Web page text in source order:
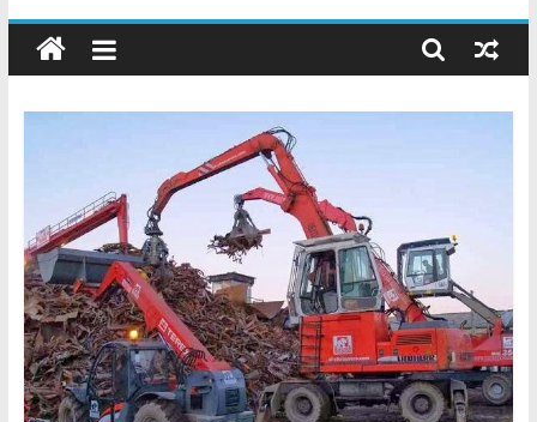
Chatarreros
–
Precio
de
Chatarra
Directorio
de
Chatarreros